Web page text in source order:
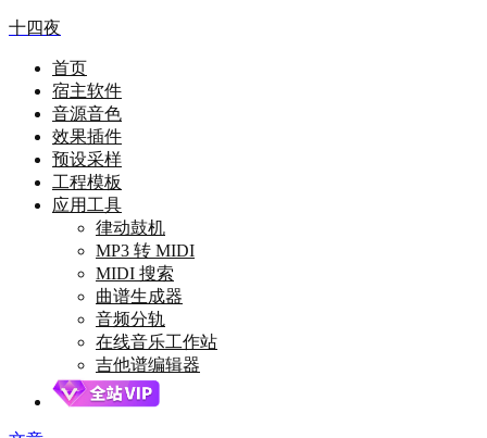
十四夜
首页
宿主软件
音源音色
效果插件
预设采样
工程模板
应用工具
律动鼓机
MP3 转 MIDI
MIDI 搜索
曲谱生成器
音频分轨
在线音乐工作站
吉他谱编辑器